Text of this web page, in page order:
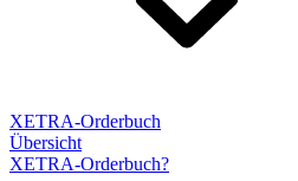
XETRA-Orderbuch
Übersicht
XETRA-Orderbuch?